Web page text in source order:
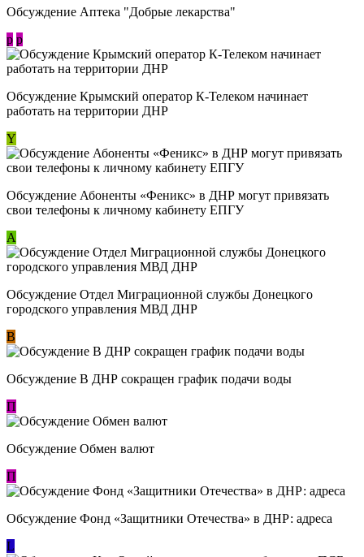
Обсуждение Аптека "Добрые лекарства"
p p
Обсуждение Крымский оператор К-Телеком начинает
работать на территории ДНР
Y
Обсуждение ​Абоненты «Феникс» в ДНР могут привязать
свои телефоны к личному кабинету ЕПГУ
А
Обсуждение Отдел Миграционной службы Донецкого
городского управления МВД ДНР
В
Обсуждение В ДНР сокращен график подачи воды
П
Обсуждение Обмен валют
П
Обсуждение Фонд «Защитники Отечества» в ДНР: адреса
L